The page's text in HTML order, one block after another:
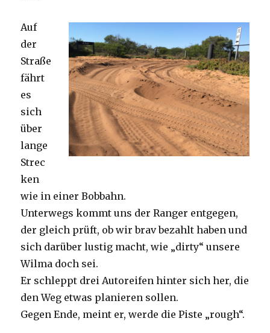
Auf
der
Straße
fährt
es
sich
über
lange
Strec
ken
wie in einer Bobbahn.
Unterwegs kommt uns der Ranger entgegen,
der gleich prüft, ob wir brav bezahlt haben und
sich darüber lustig macht, wie „dirty“ unsere
Wilma doch sei.
Er schleppt drei Autoreifen hinter sich her, die
den Weg etwas planieren sollen.
Gegen Ende, meint er, werde die Piste „rough“.